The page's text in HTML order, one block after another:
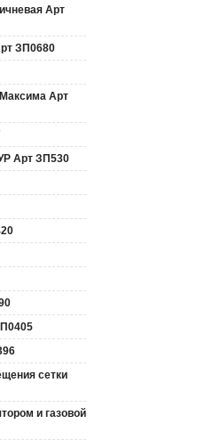
Арт
ЗП0680
Арт
Арт ЗП530
сетки
и газовой